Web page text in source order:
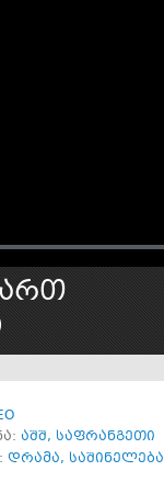
აშშ, საფრანგეთი
დრამა, საშინელება